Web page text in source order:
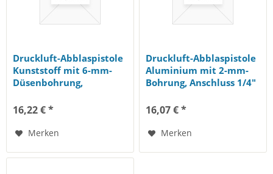
Druckluft-Abblaspistole
Kunststoff mit 6-mm-
Düsenbohrung,
16,22 € *
Merken
Druckluft-Abblaspistole
Aluminium mit 2-mm-
Bohrung, Anschluss 1/4"
16,07 € *
Merken